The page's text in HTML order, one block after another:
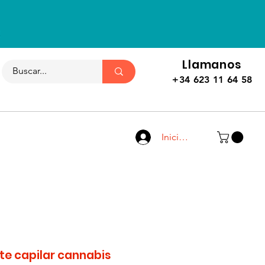
Llamanos
+34 623 11 64 58
Iniciar sesión
capilar cannabis